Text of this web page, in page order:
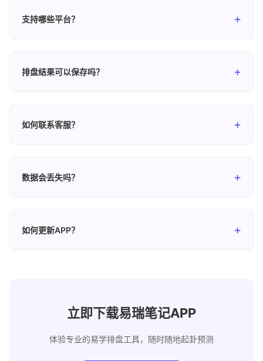
级到专业版。
支持哪些平台？
下载。
排盘结果可以保存吗？
如何联系客服？
数据会丢失吗？
如何更新APP？
立即下载易瑞笔记APP
体验专业的易学排盘工具，随时随地起卦预测